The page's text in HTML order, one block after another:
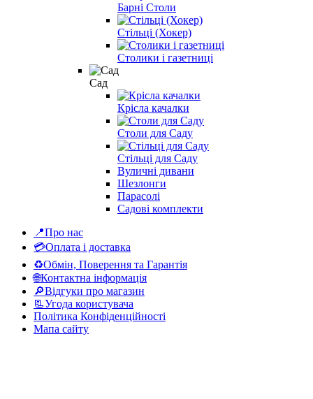
Барні Столи
Стільці (Хокер)
Столики і газетниці
Сад
Крісла качалки
Столи для Саду
Стільці для Саду
Вуличні дивани
Шезлонги
Парасолі
Садові комплекти
📍Про нас
💳Оплата і доставка
♻Обмін, Поверення та Гарантія
🌐Контактна інформація
🔎Відгуки про магазин
📃Угода користувача
Політика Конфіденційності
Мапа сайту